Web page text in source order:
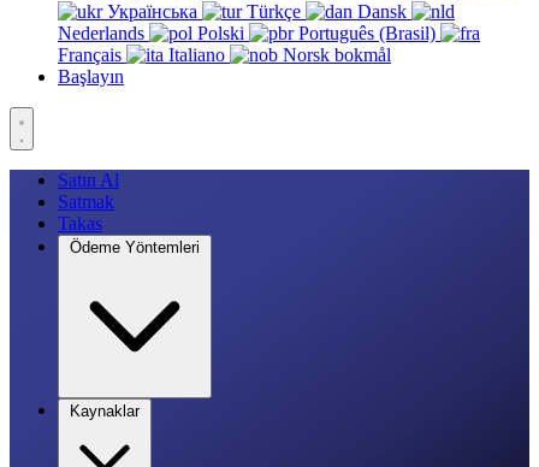
Українська
Türkçe
Dansk
Nederlands
Polski
Português (Brasil)
Français
Italiano
Norsk bokmål
Başlayın
Satın Al
Satmak
Takas
Ödeme Yöntemleri
Kaynaklar